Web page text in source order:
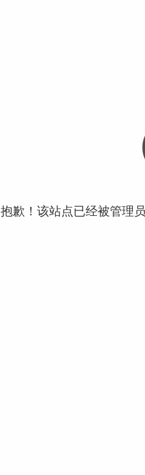
抱歉！该站点已经被管理